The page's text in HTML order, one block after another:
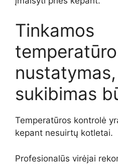
Tinkamos
sukibimas
Temperatūros kontrolė
kepant nesuirtų kotletai.
Profesionalūs virėjai